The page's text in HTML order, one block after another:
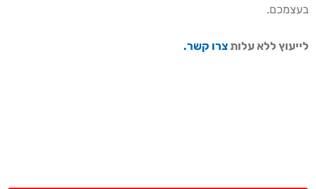
בעצמכם.
לייעוץ ללא עלותצרו קשר.